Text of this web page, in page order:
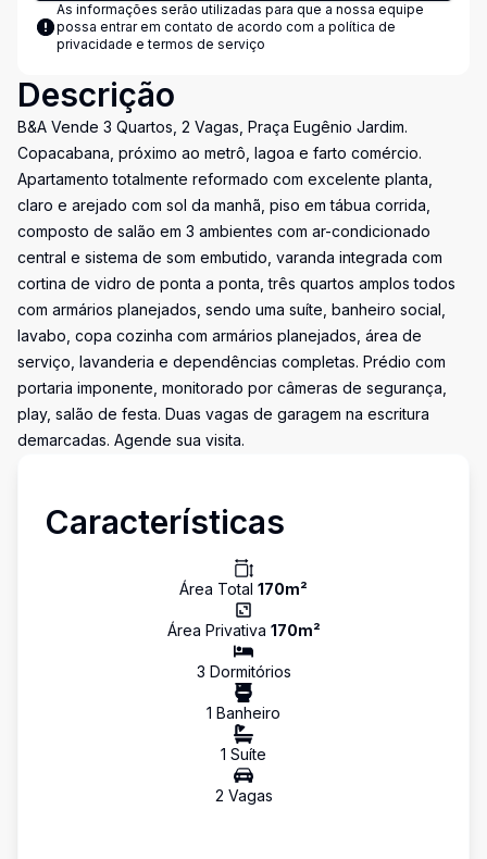
As informações serão utilizadas para que a nossa equipe
possa entrar em contato de acordo com a política de
privacidade e termos de serviço
Descrição
B&A Vende 3 Quartos, 2 Vagas, Praça Eugênio Jardim.
Copacabana, próximo ao metrô, lagoa e farto comércio.
Apartamento totalmente reformado com excelente planta,
claro e arejado com sol da manhã, piso em tábua corrida,
composto de salão em 3 ambientes com ar-condicionado
central e sistema de som embutido, varanda integrada com
cortina de vidro de ponta a ponta, três quartos amplos todos
com armários planejados, sendo uma suíte, banheiro social,
lavabo, copa cozinha com armários planejados, área de
serviço, lavanderia e dependências completas. Prédio com
portaria imponente, monitorado por câmeras de segurança,
play, salão de festa. Duas vagas de garagem na escritura
demarcadas. Agende sua visita.
Características
Área Total 170m²
Área Privativa 170m²
3 Dormitórios
1 Banheiro
1 Suíte
2 Vagas